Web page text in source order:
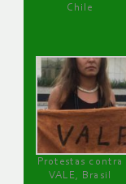
Chile
Protestas contra
VALE, Brasil